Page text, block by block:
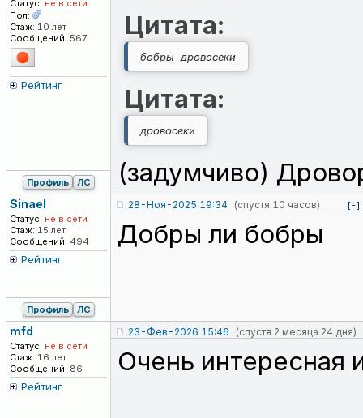
Статус: не в сети
Пол:
Стаж: 10 лет
Сообщений: 567
Рейтинг
Цитата:
бобры-дровосеки
Цитата:
дровосеки
(задумчиво)
Профиль ЛС
Sinael
Статус: не в сети
Стаж: 15 лет
Сообщений: 494
Рейтинг
28-Ноя-2025 19:34 (спустя 10 часов) [-]
Добры ли бобры
Профиль ЛС
mfd
Статус: не в сети
Стаж: 16 лет
Сообщений: 86
Рейтинг
23-Фев-2026 15:46 (спустя 2 месяца 24 дня)
Очень интересная